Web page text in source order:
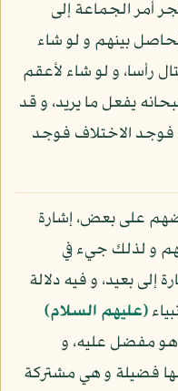
أمر الجماعة إلى
بينهم و لو شاء
رأسا، و لو شاء لأعقم
يفعل ما يريد، و قد
فوجد الاختلاف فوجد
على بعض، إشارة
و لذلك جيء في
إلى بعيد، و فيه دلالة
(عليهم السلام)
مفضل عليه، و
فضيلة و هي مشتركة